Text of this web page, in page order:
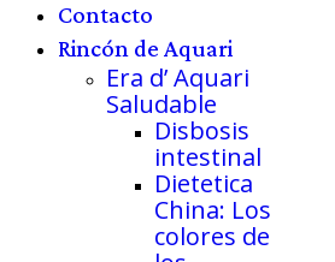
Contacto
Rincón de Aquari
Era d’ Aquari
Saludable
Disbosis
intestinal
Dietetica
China: Los
colores de